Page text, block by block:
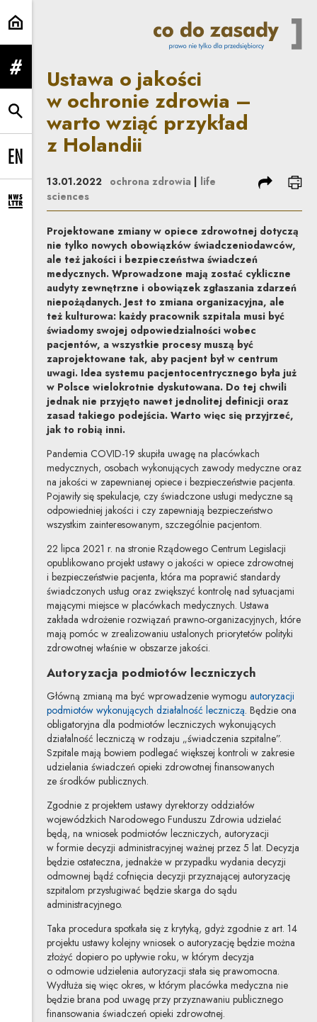
Ustawa o jakości w ochronie
rozwiń menu
rozwiń wyszukiwarkę
Change language to EN
rozwiń formularz zapisu na newsletter
Ustawa o jakości
w ochronie zdrowia –
warto wziąć przykład
z Holandii
13.01.2022 ochrona zdrowia
life
sciences
podziel się
Projektowane zmiany w opiece zdrowotnej dotyczą
nie tylko nowych obowiązków świadczeniodawców,
ale też jakości i bezpieczeństwa świadczeń
medycznych. Wprowadzone mają zostać cykliczne
audyty zewnętrzne i obowiązek zgłaszania zdarzeń
niepożądanych. Jest to zmiana organizacyjna, ale
też kulturowa: każdy pracownik szpitala musi być
świadomy swojej odpowiedzialności wobec
pacjentów, a wszystkie procesy muszą być
zaprojektowane tak, aby pacjent był w centrum
uwagi. Idea systemu pacjentocentrycznego była już
w Polsce wielokrotnie dyskutowana. Do tej chwili
jednak nie przyjęto nawet jednolitej definicji oraz
zasad takiego podejścia. Warto więc się przyjrzeć,
jak to robią inni.
Pandemia COVID-19 skupiła uwagę na placówkach
medycznych, osobach wykonujących zawody medyczne oraz
na jakości w zapewnianej opiece i bezpieczeństwie pacjenta.
Pojawiły się spekulacje, czy świadczone usługi medyczne są
odpowiedniej jakości i czy zapewniają bezpieczeństwo
wszystkim zainteresowanym, szczególnie pacjentom.
22 lipca 2021 r. na stronie Rządowego Centrum Legislacji
opublikowano projekt ustawy o jakości w opiece zdrowotnej
i bezpieczeństwie pacjenta, która ma poprawić standardy
świadczonych usług oraz zwiększyć kontrolę nad sytuacjami
mającymi miejsce w placówkach medycznych. Ustawa
zakłada wdrożenie rozwiązań prawno-organizacyjnych, które
mają pomóc w zrealizowaniu ustalonych priorytetów polityki
zdrowotnej właśnie w obszarze jakości.
Autoryzacja podmiotów leczniczych
Główną zmianą ma być wprowadzenie wymogu autoryzacji
podmiotów wykonujących działalność leczniczą. Będzie ona
obligatoryjna dla podmiotów leczniczych wykonujących
działalność leczniczą w rodzaju „świadczenia szpitalne”.
Szpitale mają bowiem podlegać większej kontroli w zakresie
udzielania świadczeń opieki zdrowotnej finansowanych
ze środków publicznych.
Zgodnie z projektem ustawy dyrektorzy oddziałów
wojewódzkich Narodowego Funduszu Zdrowia udzielać
będą, na wniosek podmiotów leczniczych, autoryzacji
w formie decyzji administracyjnej ważnej przez 5 lat. Decyzja
będzie ostateczna, jednakże w przypadku wydania decyzji
odmownej bądź cofnięcia decyzji przyznającej autoryzację
szpitalom przysługiwać będzie skarga do sądu
administracyjnego.
Taka procedura spotkała się z krytyką, gdyż zgodnie z art. 14
projektu ustawy kolejny wniosek o autoryzację będzie można
złożyć dopiero po upływie roku, w którym decyzja
o odmowie udzielenia autoryzacji stała się prawomocna.
Wydłuża się więc okres, w którym placówka medyczna nie
będzie brana pod uwagę przy przyznawaniu publicznego
finansowania świadczeń opieki zdrowotnej.